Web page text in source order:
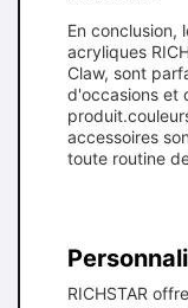
En conclusion,
acryliques
Claw, sont
d'occasions et
accessoires
toute routine
RICHSTAR